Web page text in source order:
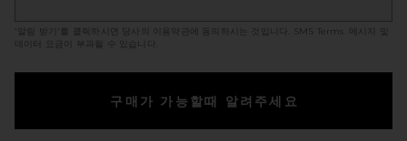
'알림 받기'를 클릭하시면 당사의 이용약관에 동의하시는 것입니다. SMS Terms
. 메시지 및
데이터 요금이 부과될 수 있습니다.
구매가 가능할때 알려주세요